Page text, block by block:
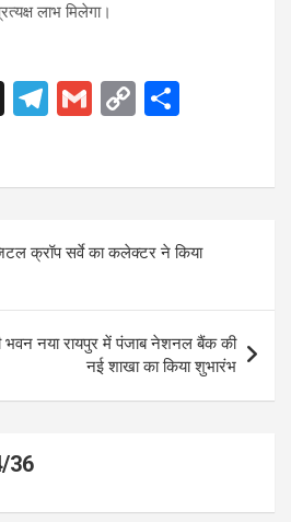
लाभ मिलेगा।
X
T
a
G
C
n
क्रॉप सर्वे का कलेक्टर ने किया
भवन नया रायपुर में पंजाब नेशनल बैंक की
नई शाखा का किया शुभारंभ
36